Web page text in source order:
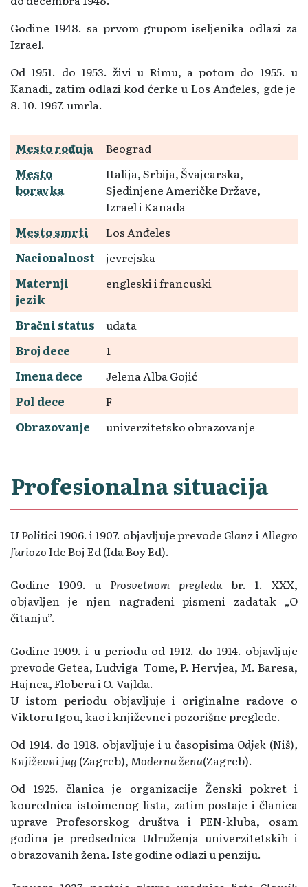
Godine 1948. sa prvom grupom iseljenika odlazi za
Izrael.
Od 1951. do 1953. živi u Rimu, a potom do 1955. u
Kanadi, zatim odlazi kod ćerke u Los Anđeles, gde je
8. 10. 1967. umrla.
Mesto rođenja
Beograd
Mesto
boravka
Italija, Srbija, Švajcarska,
Sjedinjene Američke Države,
Izrael i Kanada
Mesto smrti
Los Anđeles
Nacionalnost
jevrejska
Maternji
jezik
engleski i francuski
Bračni status
udata
Broj dece
1
Imena dece
Jelena Alba Gojić
Pol dece
F
Obrazovanje
univerzitetsko obrazovanje
Profesionalna situacija
UPolitici 1906. i 1907. objavljuje prevode GlanziAllegro
furiozoIde Boj Ed (Ida Boy Ed).
Godine 1909. u Prosvetnom pregledu br. 1. XXX,
objavljen je njen nagrađeni pismeni zadatak „O
čitanju”.
Godine 1909. i u periodu od 1912. do 1914. objavljuje
prevode Getea, Ludviga Tome, P. Hervjea, M. Baresa,
Hajnea, Flobera i O. Vajlda.
U istom periodu objavljuje i originalne radove o
Viktoru Igou, kao i književne i pozorišne preglede.
Od 1914. do 1918. objavljuje i u časopisima Odjek (Niš),
Književni jug (Zagreb),Moderna žena(Zagreb).
Od 1925. članica je organizacije Ženski pokret i
kourednica istoimenog lista, zatim postaje i članica
uprave Profesorskog društva i PEN-kluba, osam
godina je predsednica Udruženja univerzitetskih i
obrazovanih žena. Iste godine odlazi u penziju.